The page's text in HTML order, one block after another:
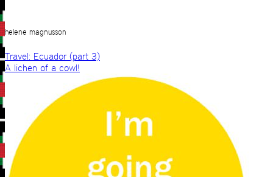
helene magnusson
Travel: Ecuador (part 3)
A lichen of a cowl!